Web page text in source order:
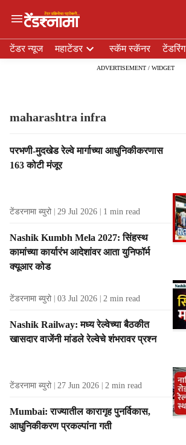
e
टेंडर न्यूज महाटेंडर स्कॅम स्कॅनर टेंडरिंग
ADVERTISEMENT / WIDGET
maharashtra infra
T
a
s
l
t
s
परभणी-मुदखेड रेल्वे मार्गाच्या आधुनिकीकरणास
163 कोटी मंजूर
टेंडरनामा ब्युरो 29 Jul 2026 1 min read
Nashik Kumbh Mela 2027: सिंहस्थ
कामांच्या कार्यारंभ आदेशांवर आता युनिफॉर्म
क्यूआर कोड
टेंडरनामा ब्युरो 03 Jul 2026 2 min read
Nashik Railway: मध्य रेल्वेच्या बैठकीत
खासदार वाजेंनी मांडले रेल्वेचे शंभरावर प्रश्न
टेंडरनामा ब्युरो 27 Jun 2026 2 min read
Mumbai: राज्यातील कारागृह पुनर्विकास,
आधुनिकीकरण प्रकल्पांना गती